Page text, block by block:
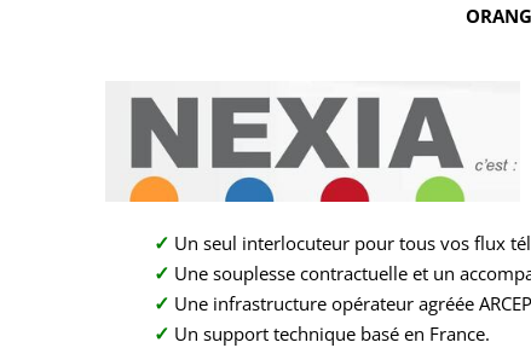
✓ Un seul interlocuteur pour tous vos flux
✓ Une souplesse contractuelle et un
✓ Une infrastructure opérateur agréée
✓ Un support technique basé en France.